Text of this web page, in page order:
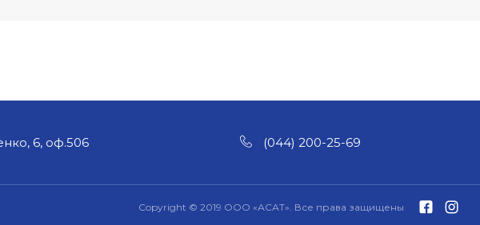
6, оф.506 (044) 200-25-69
Copyright © 2019 ООО «АСАТ». Все права защищены